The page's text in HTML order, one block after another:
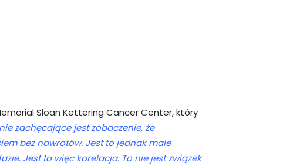
Sloan Kettering Cancer Center, który
zachęcające jest zobaczenie, że
bez nawrotów. Jest to jednak małe
Jest to więc korelacja. To nie jest związek